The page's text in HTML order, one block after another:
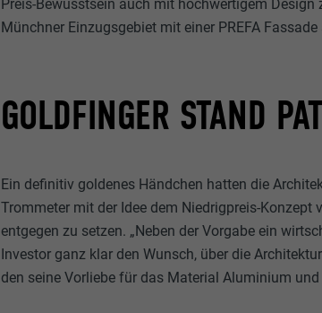
Preis-Bewusstsein auch mit hochwertigem
Münchner Einzugsgebiet mit einer PREFA
GOLDFINGER STAND
Ein definitiv goldenes Händchen hatten die
Trommeter mit der Idee dem Niedrigpreis-Konzept
entgegen zu setzen. „Neben der Vorgabe ein
Investor ganz klar den Wunsch, über die
den seine Vorliebe für das Material Aluminium